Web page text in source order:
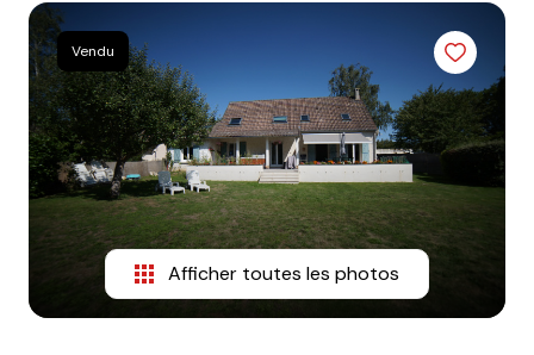
NOS
AGENCES
CONTACT
Vendu
Afficher toutes les photos